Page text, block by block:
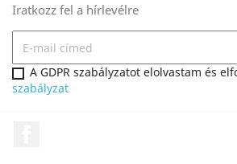
Iratkozz fel a hírlevélre
A GDPR szabályzatot elolvastam és
szabályzat